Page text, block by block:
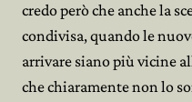
credo però che anche la
condivisa, quando le
arrivare siano più vicine
che chiaramente non lo